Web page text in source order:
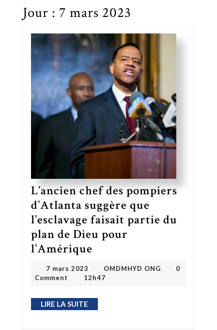
Jour : 7 mars 2023
L’ancien chef des pompiers
d’Atlanta suggère que
l’esclavage faisait partie du
plan de Dieu pour
l’Amérique
7 mars 2023 7 mars 2023OMDMHYD ONG
0
Comment
12h47
LIRE LA SUITE